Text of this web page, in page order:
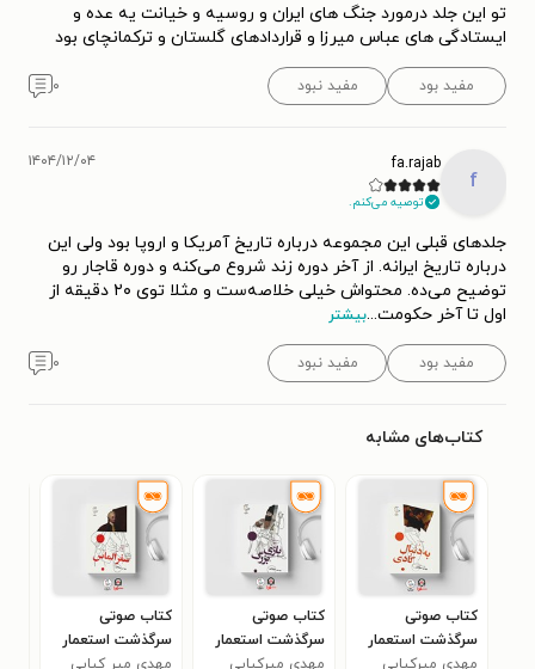
تو این جلد درمورد جنگ های ایران و روسیه و خیانت یه عده و
ایستادگی های عباس میرزا و قراردادهای گلستان و ترکمانچای بود
مفید بود مفید نبود ۰
f
fa.rajab
توصیه می‌کنم.
۱۴۰۴/۱۲/۰۴
جلدهای قبلی این مجموعه درباره تاریخ آمریکا و اروپا بود ولی این
درباره تاریخ ایرانه. از آخر دوره زند شروع می‌کنه و دوره قاجار رو
توضیح می‌ده. محتواش خیلی خلاصه‌ست و مثلا توی ۲۰ دقیقه از
اول تا آخر حکومت...بیشتر
مفید بود مفید نبود ۰
کتاب‌های مشابه
کتاب صوتی
سرگذشت استعمار
(جلد هشتم: به
مهدی میرکیایی
کتاب صوتی
سرگذشت استعمار
(جلد دوازدهم: بازی
مهدی میرکیایی
کتاب صوتی
سرگذشت استعمار
(جلد هفتم: سفر
مهدی میر کیایی